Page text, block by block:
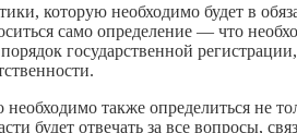
которую необходимо будет в
само определение — что
государственной
необходимо также определиться не
будет отвечать за все вопросы,